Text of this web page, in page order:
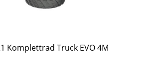
Komplettrad Truck EVO 4M